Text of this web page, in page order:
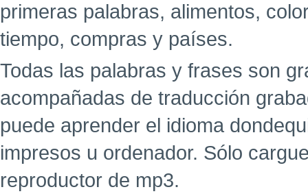
primeras palabras, alimentos,
tiempo, compras y países.
Todas las palabras y frases son
acompañadas de traducción
puede aprender el idioma
impresos u ordenador. Sólo
reproductor de mp3.